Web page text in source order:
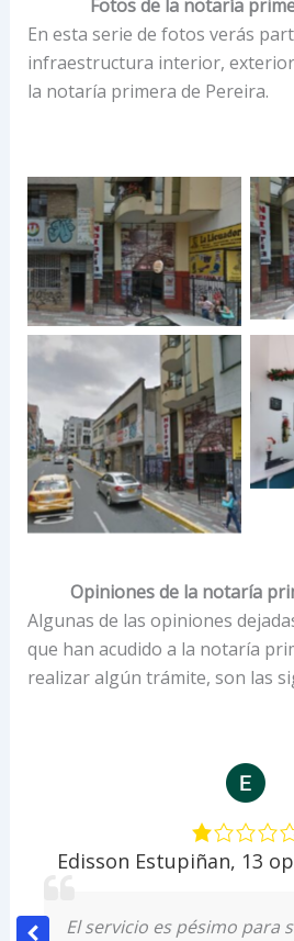
Fotos de la notaría
En esta serie de fotos verás
infraestructura interior,
la notaría primera de Pereira.
Opiniones de la notaría
Algunas de las opiniones
que han acudido a la notaría
realizar algún trámite, son las
Edisson Estupiñan, 13
El servicio es pésimo para